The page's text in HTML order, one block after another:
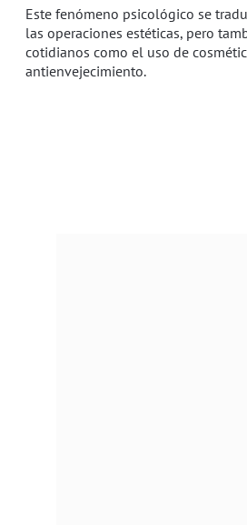
Este fenómeno psicológico se
las operaciones estéticas, pero
cotidianos como el uso de
antienvejecimiento.